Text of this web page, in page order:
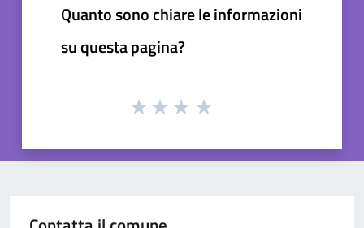
Quanto sono chiare le informazioni
su questa pagina?